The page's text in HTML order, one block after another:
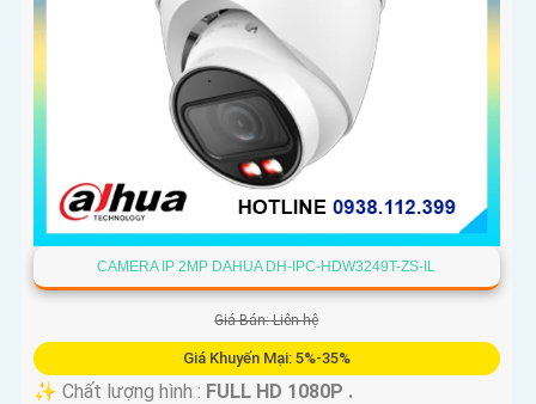
CAMERA IP 2MP DAHUA DH-IPC-HDW3249T-ZS-IL
Giá Bán: Liên hệ
Giá Khuyến Mại: 5%-35%
✨ Chất lượng hình : FULL HD 1080P .